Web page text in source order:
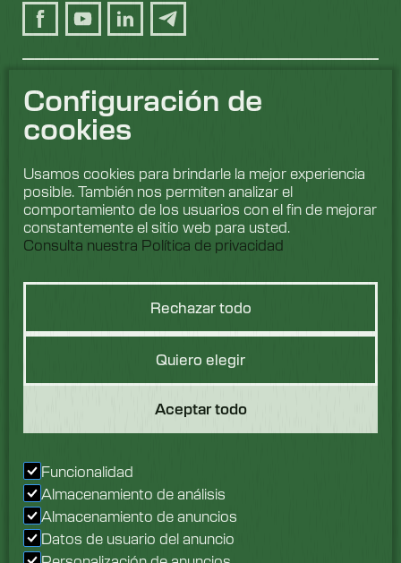
Configuración de
cookies
Usamos cookies para brindarle la mejor experiencia
posible. También nos permiten analizar el
comportamiento de los usuarios con el fin de mejorar
constantemente el sitio web para usted.
Consulta nuestra Política de privacidad
Rechazar todo
Quiero elegir
Aceptar todo
Funcionalidad
Almacenamiento de análisis
Almacenamiento de anuncios
Datos de usuario del anuncio
Hablemos de
lavado
Nos encantaría saber
con nuestro equipo hoy
mismo.
Descubre más